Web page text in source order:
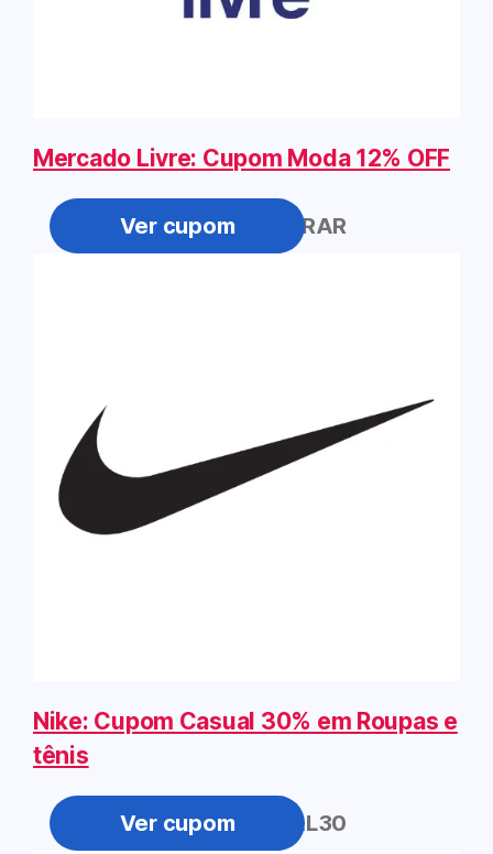
Mercado Livre: Cupom Moda 12% OFF
BORACOMPRAR
Nike: Cupom Casual 30% em Roupas e
tênis
CASUAL30